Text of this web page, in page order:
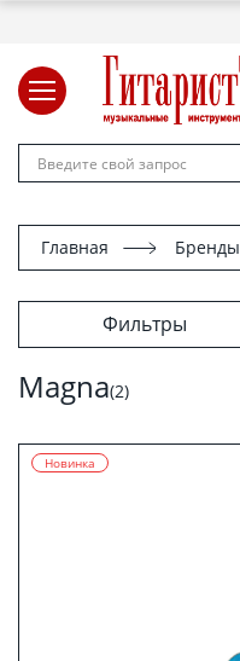
Главная Бренды
Фильтры
Magna(2)
Новинка